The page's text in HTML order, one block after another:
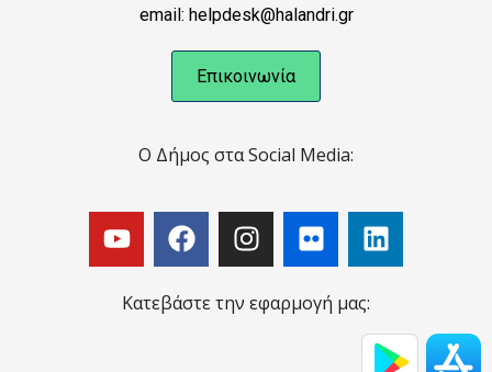
email: helpdesk@halandri.gr
Επικοινωνία
Ο Δήμος στα Social Media:
Κατεβάστε την εφαρμογή μας: